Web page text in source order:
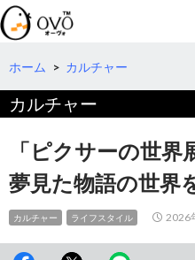
検
索
コ
テ
ツ
へ
ホーム > カルチャー
カルチャー
「ピクサーの世
夢見た物語の世界
カルチャー ライフスタイル 2026